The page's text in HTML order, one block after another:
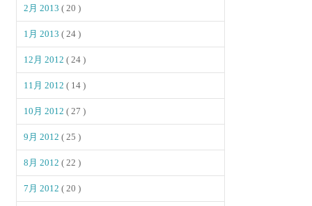
2月 2013( 20 )
1月 2013( 24 )
12月 2012( 24 )
11月 2012( 14 )
10月 2012( 27 )
9月 2012( 25 )
8月 2012( 22 )
7月 2012( 20 )